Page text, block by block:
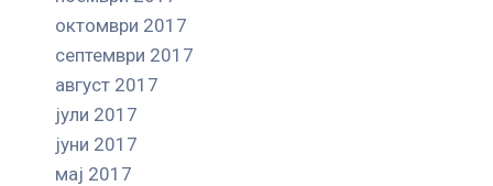
октомври 2017
септември 2017
август 2017
јули 2017
јуни 2017
мај 2017